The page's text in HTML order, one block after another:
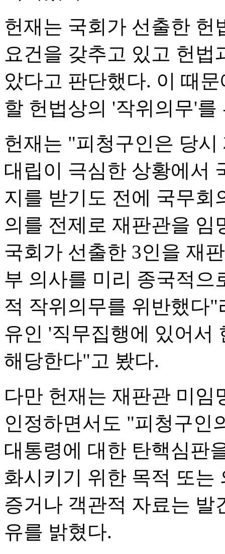
헌재는 국회가 선출한 헌
요건을 갖추고 있고 헌
았다고 판단했다. 이 때
할 헌법상의 '작위의무'
헌재는 "피청구인은 당
대립이 극심한 상황에서
지를 받기도 전에 국무회
의를 전제로 재판관을 임
국회가 선출한 3인을 재
부 의사를 미리 종국적으
적 작위의무를 위반했다
유인 '직무집행에 있어서
해당한다"고 봤다.
다만 헌재는 재판관 미임
인정하면서도 "피청구인
대통령에 대한 탄핵심판
화시키기 위한 목적 또는
증거나 객관적 자료는
유를 밝혔다.